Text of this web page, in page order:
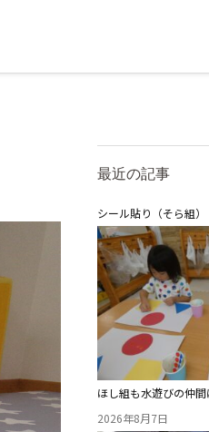
最近の記事
シール貼り（そら組）
ほし組も水遊びの仲
2026年8月7日